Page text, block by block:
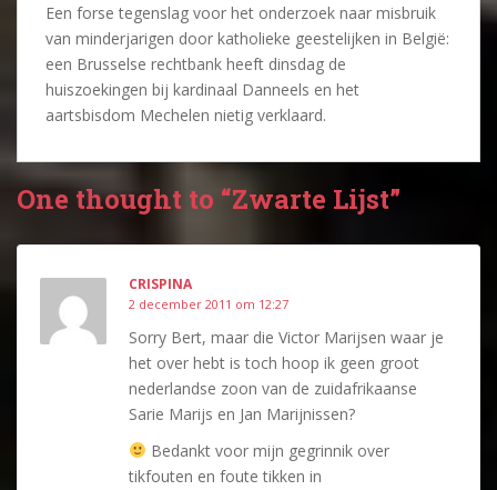
Een forse tegenslag voor het onderzoek naar misbruik
van minderjarigen door katholieke geestelijken in België:
een Brusselse rechtbank heeft dinsdag de
huiszoekingen bij kardinaal Danneels en het
aartsbisdom Mechelen nietig verklaard.
One thought to “Zwarte Lijst”
CRISPINA
2 december 2011 om 12:27
Sorry Bert, maar die Victor Marijsen waar je
het over hebt is toch hoop ik geen groot
nederlandse zoon van de zuidafrikaanse
Sarie Marijs en Jan Marijnissen?
Bedankt voor mijn gegrinnik over
tikfouten en foute tikken in